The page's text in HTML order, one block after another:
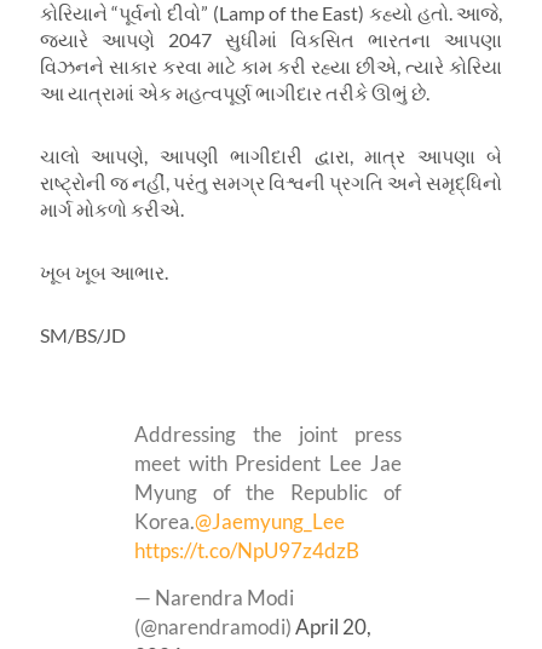
કોરિયાને “પૂર્વનો દીવો” (Lamp of the East) કહ્યો હતો. આજે,
જ્યારે આપણે 2047 સુધીમાં વિકસિત ભારતના આપણા
વિઝનને સાકાર કરવા માટે કામ કરી રહ્યા છીએ,ત્યારે કોરિયા
આ યાત્રામાં એક મહત્વપૂર્ણ ભાગીદાર તરીકે ઊભું છે.
ચાલો આપણે, આપણી ભાગીદારી દ્વારા,માત્ર આપણા બે
રાષ્ટ્રોની જ નહીં, પરંતુ સમગ્ર વિશ્વની પ્રગતિ અને સમૃદ્ધિનો
માર્ગ મોકળો કરીએ.
ખૂબ ખૂબ આભાર.
SM/BS/JD
Addressing the joint press
meet with President Lee Jae
Myung of the Republic of
Korea.@Jaemyung_Lee
https://t.co/NpU97z4dzB
— Narendra Modi
(@narendramodi)April 20,